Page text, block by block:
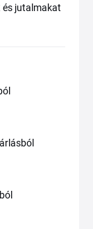
és jutalmakat